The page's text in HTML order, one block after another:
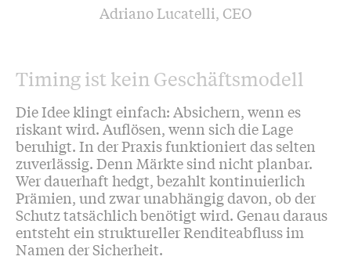
Adriano Lucatelli, CEO
Timing ist kein Geschäftsmodell
Die Idee klingt einfach: Absichern, wenn es
riskant wird. Auflösen, wenn sich die Lage
beruhigt. In der Praxis funktioniert das selten
zuverlässig. Denn Märkte sind nicht planbar.
Wer dauerhaft hedgt, bezahlt kontinuierlich
Prämien, und zwar unabhängig davon, ob der
Schutz tatsächlich benötigt wird. Genau daraus
entsteht ein struktureller Renditeabfluss im
Namen der Sicherheit.